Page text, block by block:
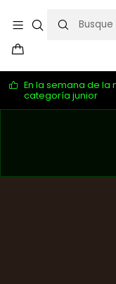
En la semana de la
categoría junior